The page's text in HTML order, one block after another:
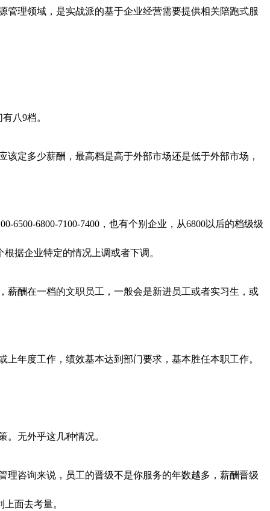
理领域，是实战派的基于企业经营需要提供相关陪跑式服
八9档。
定多少薪酬，最高档是高于外部市场还是低于外部市场，
6500-6800-7100-7400，也有个别企业，从6800以后的档级级
根据企业特定的情况上调或者下调。
薪酬在一档的文职员工，一般会是新进员工或者实习生，或
年度工作，绩效基本达到部门要求，基本胜任本职工作。
无外乎这几种情况。
咨询来说，员工的晋级不是你服务的年数越多，薪酬晋级
面去考量。